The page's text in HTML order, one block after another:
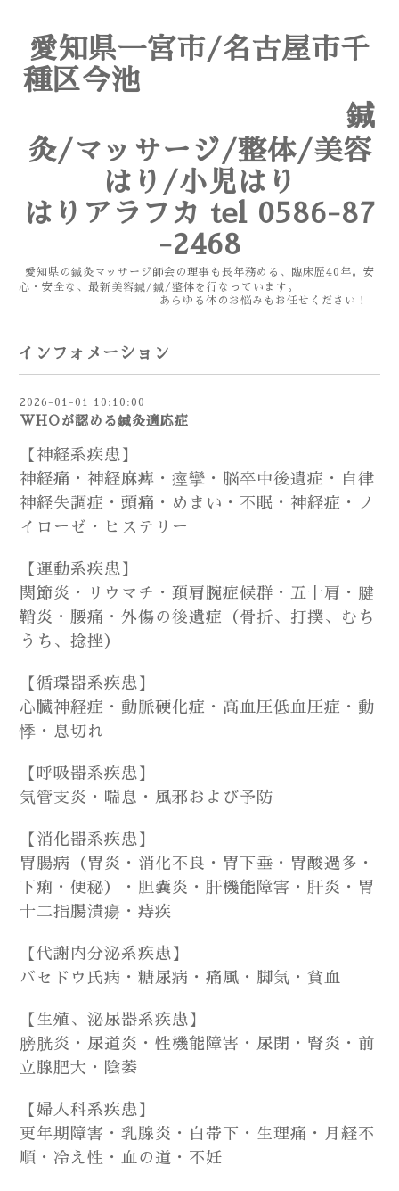
愛知県一宮市/名古屋市千
種区今池
鍼
灸/マッサージ/整体/美容
はり/小児はり
はりアラフカ tel 0586-87
-2468
愛知県の鍼灸マッサージ師会の理事も長年務める、臨床歴40年。安
心・安全な、最新美容鍼/鍼/整体を行なっています。
あらゆる体のお悩みもお任せください！
インフォメーション
2026-01-01 10:10:00
WHOが認める鍼灸適応症
【神経系疾患】
神経痛・神経麻痺・痙攣・脳卒中後遺症・自律
神経失調症・頭痛・めまい・不眠・神経症・ノ
イローゼ・ヒステリー
【運動系疾患】
関節炎・リウマチ・頚肩腕症候群・五十肩・腱
鞘炎・腰痛・外傷の後遺症（骨折、打撲、むち
うち、捻挫）
【循環器系疾患】
心臓神経症・動脈硬化症・高血圧低血圧症・動
悸・息切れ
【呼吸器系疾患】
気管支炎・喘息・風邪および予防
【消化器系疾患】
胃腸病（胃炎・消化不良・胃下垂・胃酸過多・
下痢・便秘）・胆嚢炎・肝機能障害・肝炎・胃
十二指腸潰瘍・痔疾
【代謝内分泌系疾患】
バセドウ氏病・糖尿病・痛風・脚気・貧血
【生殖、泌尿器系疾患】
膀胱炎・尿道炎・性機能障害・尿閉・腎炎・前
立腺肥大・陰萎
【婦人科系疾患】
更年期障害・乳腺炎・白帯下・生理痛・月経不
順・冷え性・血の道・不妊